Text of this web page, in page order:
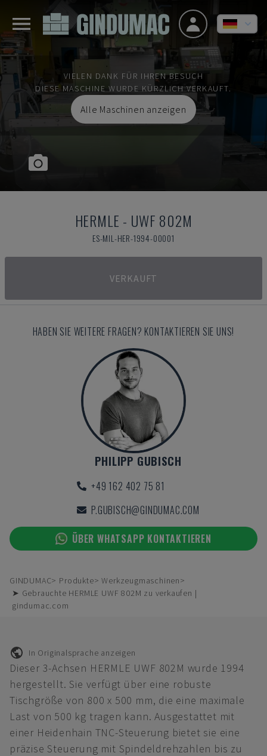
VIELEN DANK FÜR IHREN BESUCH
DIESE MASCHINE WURDE KÜRZLICH VERKAUFT.
Alle Maschinen anzeigen
HERMLE - UWF 802M
ES-MIL-HER-1994-00001
VERKAUFT
HABEN SIE WEITERE FRAGEN? KONTAKTIEREN SIE UNS!
PHILIPP GUBISCH
+49 162 402 75 81
P.GUBISCH@GINDUMAC.COM
ÜBER WHATSAPP KONTAKTIEREN
GINDUMAC Produkte
Werkzeugmaschinen
➤ Gebrauchte HERMLE UWF 802M zu verkaufen |
gindumac.com
In Originalsprache anzeigen
Dieser 3-Achsen HERMLE UWF 802M wurde 1994
hergestellt. Sie verfügt über eine robuste
Tischgröße von 800 x 500 mm, die eine maximale
Last von 500 kg tragen kann. Ausgestattet mit
einer Heidenhain TNC-Steuerung bietet sie eine
präzise Steuerung mit Spindeldrehzahlen bis zu